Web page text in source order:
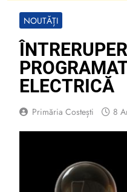
NOUTĂȚI
ELECTRICĂ
Primăria Costești 8